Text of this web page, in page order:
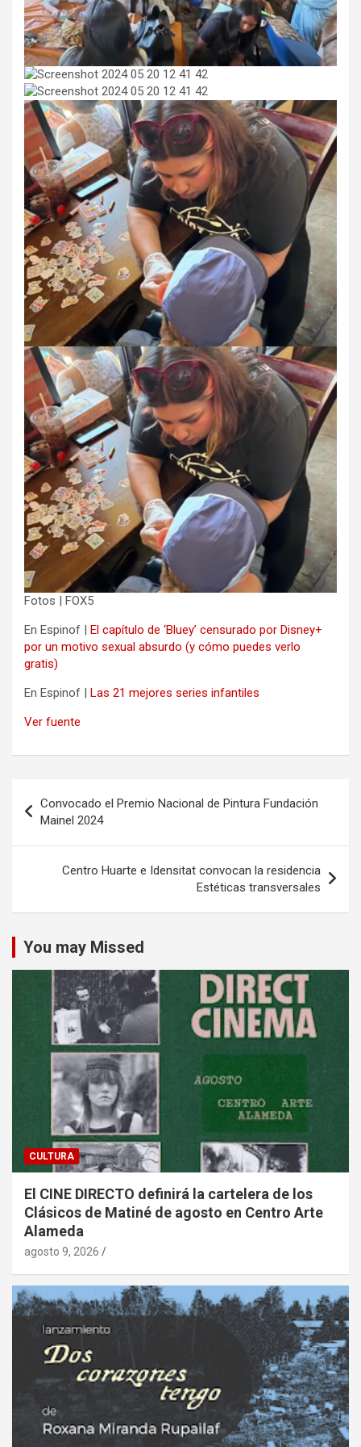
Fotos | FOX5
En Espinof | El capítulo de ‘Bluey’ censurado por Disney+
por un motivo sexual absurdo (y cómo puedes verlo
gratis)
En Espinof | Las 21 mejores series infantiles
Ver fuente
de
entradas
Convocado el Premio Nacional de Pintura Fundación
Mainel 2024
Centro Huarte e Idensitat convocan la residencia
Estéticas transversales
You may Missed
CULTURA
El CINE DIRECTO definirá la cartelera de los
Clásicos de Matiné de agosto en Centro Arte
Alameda
agosto 9, 2026